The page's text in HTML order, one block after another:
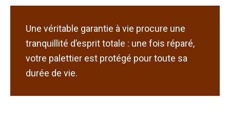
Une véritable garantie à vie procure une
tranquillité d’esprit totale : une fois réparé,
votre palettier est protégé pour toute sa
durée de vie.